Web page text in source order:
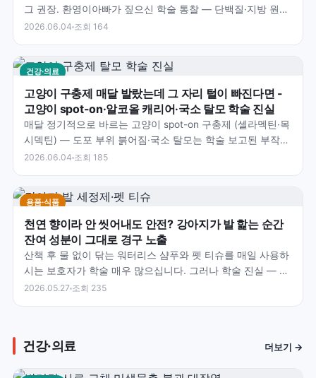
그 권장. 환영이아빠가 짚으신 학술 통찰 — 단백질·지방 원료
변경·Fecalibacterium 등 유익균…
2026.06.04 조회 164
건강·의료
고양이 구충제 매달 발랐는데 그 자리 털이 빠진다면 -
고양이 spot-on·알코올 캐리어·국소 탈모 학술 진실
매달 정기적으로 바르는 고양이 spot-on 구충제 (셀라멕틴·목
시덱틴) — 도포 부위 붉어짐·국소 탈모는 학술 보고된 부작
용. 환영이아빠가 짚으신 학술 통찰 — 알코올…
2026.06.04 조회 185
용품·식품
천연 향이라 안 씻어내도 안전? 강아지가 발 핥는 순간
잔여 성분이 그대로 경구 노출
산책 후 물 없이 닦는 워터리스 샴푸와 펫 티슈를 매일 사용하
시는 보호자가 학술 매우 많으십니다. 그러나 학술 진실 — 4-
Legger 학술 자료 명시 — 우리는 목욕 후…
2026.05.27 조회 235
건강·의료 더보기 →